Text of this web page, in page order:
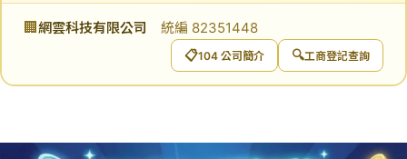
🏢 網雲科技有限公司 統編 82351448
📋104 公司簡介 🔍工商登記查詢